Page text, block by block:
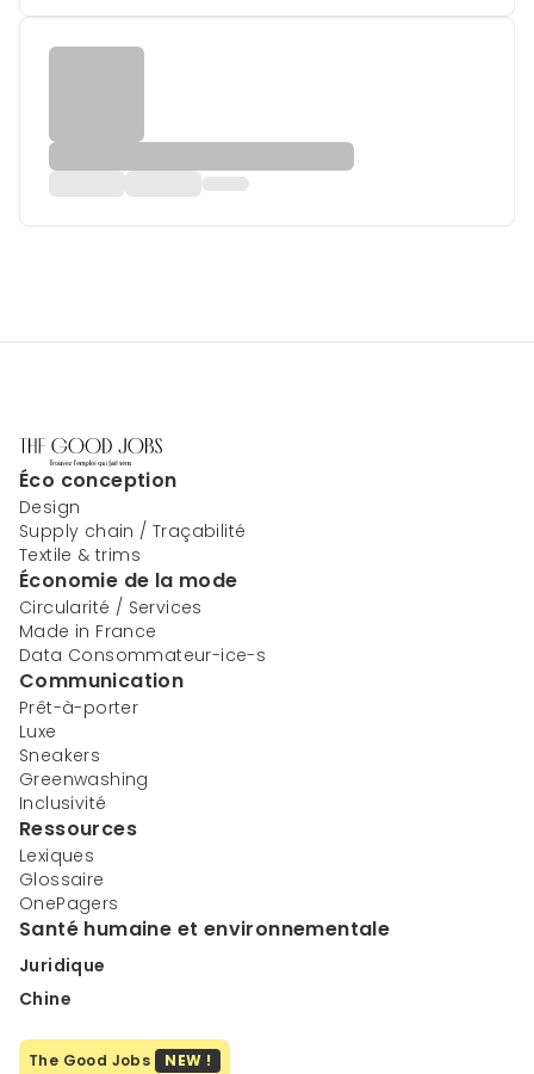
Éco conception
Design
Supply chain / Traçabilité
Textile & trims
Économie de la mode
Circularité / Services
Made in France
Data Consommateur-ice-s
Communication
Prêt-à-porter
Luxe
Sneakers
Greenwashing
Inclusivité
Ressources
Lexiques
Glossaire
OnePagers
Santé humaine et environnementale
Juridique
Chine
The Good Jobs NEW !